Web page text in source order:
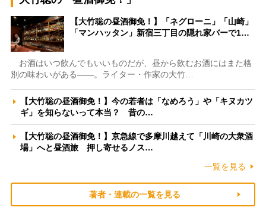
【大竹聡の昼酒御免！】「ネグローニ」「山崎」
「マンハッタン」新宿三丁目の隠れ家バーで1…
お酒はいつ飲んでもいいものだが、昼から飲むお酒にはまた格
別の味わいがある――。ライター・作家の大竹…
【大竹聡の昼酒御免！】今の若者は「なめろう」や「キヌカツ
ギ」を知らないって本当？ 昔の…
【大竹聡の昼酒御免！】京急線で多摩川越えて「川崎の大衆酒
場」へと昼酒旅 押し寄せるノス…
一覧を見る
著者・連載の一覧を見る